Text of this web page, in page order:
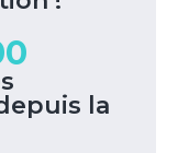
la